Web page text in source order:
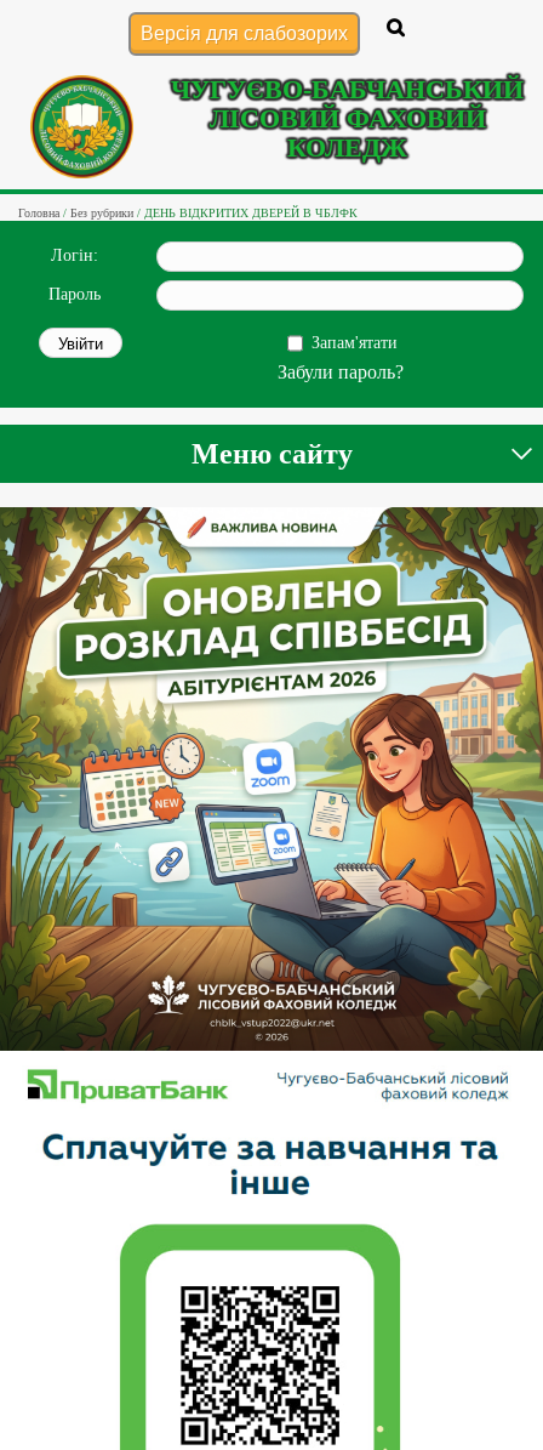
ЧУГУЄВО-БАБЧАНСЬКИЙ
ЛІСОВИЙ ФАХОВИЙ
КОЛЕДЖ
Версія для слабозорих
Головна / Без рубрики / ДЕНЬ ВІДКРИТИХ ДВЕРЕЙ В ЧБЛФК
Логін:
Пароль
Запам'ятати
Забули пароль?
Меню сайту